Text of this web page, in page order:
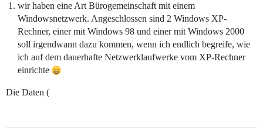
wir haben eine Art Bürogemeinschaft mit einem
Windowsnetzwerk. Angeschlossen sind 2 Windows XP-
Rechner, einer mit Windows 98 und einer mit Windows 2000
soll irgendwann dazu kommen, wenn ich endlich begreife, wie
ich auf dem dauerhafte Netzwerklaufwerke vom XP-Rechner
einrichte
Die Daten (